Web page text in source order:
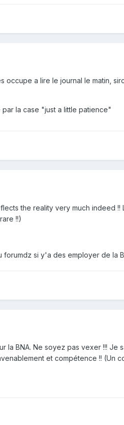
occupe a lire le journal le matin,
la case "just a little patience"
the reality very much indeed
!!)
si y'a des employer de la
la BNA. Ne soyez pas vexer !!!
et compétence !! (Un